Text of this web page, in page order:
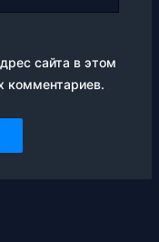
сайта в этом
комментариев.